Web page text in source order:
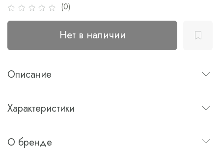
(0)
Нет в наличии
Описание
Характеристики
О бренде